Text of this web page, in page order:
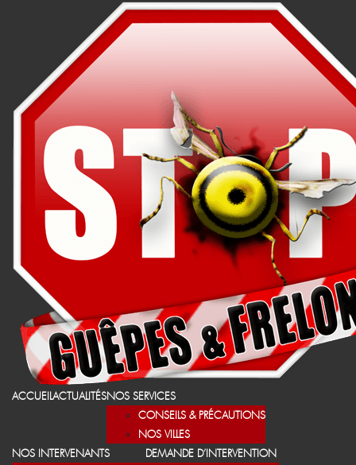
ACCUEILACTUALITÉSNOS SERVICES
CONSEILS & PRÉCAUTIONS
NOS VILLES
NOS INTERVENANTS
DEMANDE D’INTERVENTION